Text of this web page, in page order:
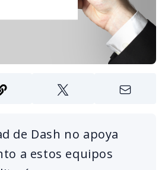
de Dash no apoya
a estos equipos